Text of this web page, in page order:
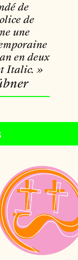
de
de
une
en deux
Italic. »